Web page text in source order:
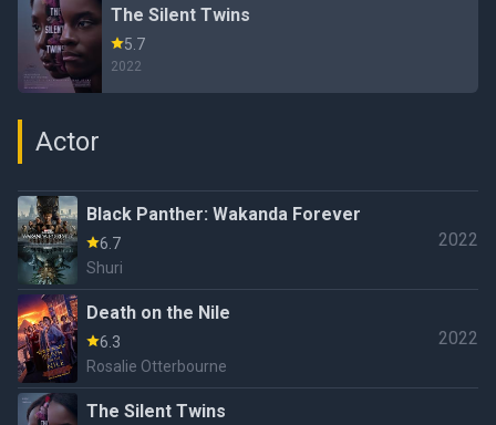
The Silent Twins
5.7
2022
Actor
Black Panther: Wakanda Forever
6.7
Shuri
2022
Death on the Nile
6.3
Rosalie Otterbourne
2022
The Silent Twins